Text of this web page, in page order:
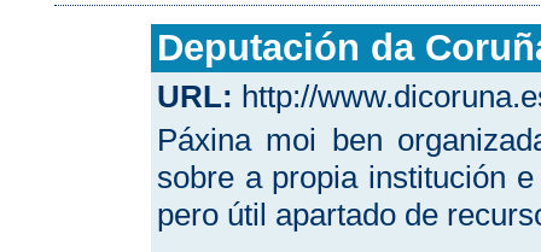
Deputación da
URL: http://
Páxina moi ben
sobre a propia institución
pero útil apartado de